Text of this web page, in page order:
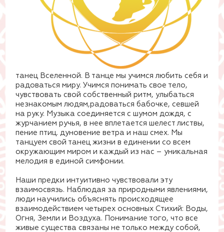
танец Вселенной. В танце мы учимся любить себя и
радоваться миру. Учимся понимать свое тело,
чувствовать свой собственный ритм, улыбаться
незнакомым людям,радоваться бабочке, севшей
на руку. Музыка соединяется с шумом дождя, с
журчанием ручья, в нее вплетается шелест листвы,
пение птиц. дуновение ветра и наш смех. Мы
танцуем свой танец жизни в единении со всем
окружающим миром и каждый из нас – уникальная
мелодия в единой симфонии.
Наши предки интуитивно чувствовали эту
взаимосвязь. Наблюдая за природными явлениями,
люди научились объяснять происходящее
взаимодействием четырех основных Стихий: Воды,
Огня, Земли и Воздуха. Понимание того, что все
живые существа связаны не только между собой,